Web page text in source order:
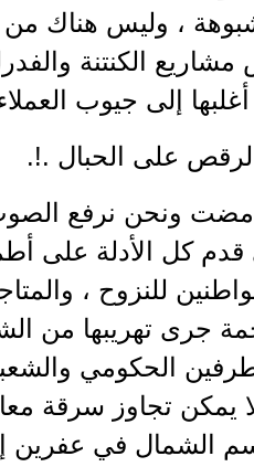
، وليس هناك
الكنتنة
إلى جيوب
الرقص على الحبال .!.
ونحن نرفع
قدم كل الأدلة على
للنزوح ،
جرى تهريبها من
الحكومي
يمكن تجاوز سرقة
الشمال في عفرين